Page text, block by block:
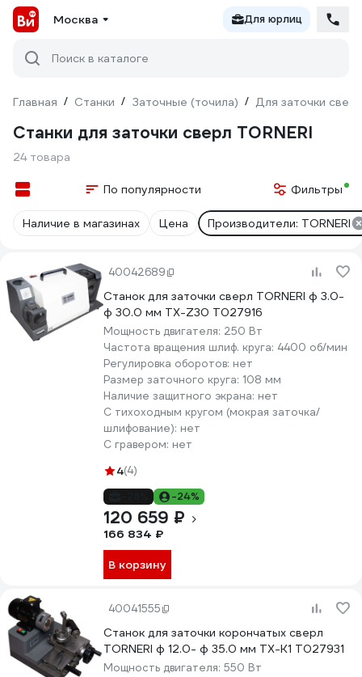
Москва Для юрлиц
Поиск в каталоге
Главная / Станки / Заточные (точила) / Для заточки сверл
Станки для заточки сверл TORNERI
24 товара
По популярности Фильтры
Наличие в магазинах Цена Производители: TORNERI
40042689
Станок для заточки сверл TORNERI ф 3.0-
ф 30.0 мм TX-Z30 Т027916
Мощность двигателя: 250 Вт
Частота вращения шлиф. круга: 4400 об/мин
Регулировка оборотов: нет
Размер заточного круга: 108 мм
Наличие защитного экрана: нет
С тихоходным кругом (мокрая заточка/
шлифование): нет
С гравером: нет
4(4)
-24%
120 659 ₽
166 834 ₽
В корзину
40041555
Станок для заточки корончатых сверл
TORNERI ф 12.0- ф 35.0 мм TX-K1 Т027931
Мощность двигателя: 550 Вт